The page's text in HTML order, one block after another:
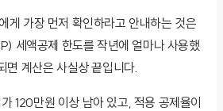
게 가장 먼저 확인하라고 안내하는 것은
세액공제 한도를 작년에 얼마나 사용했
면 계산은 사실상 끝입니다.
120만원 이상 남아 있고, 적용 공제율이